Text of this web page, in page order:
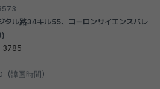
タル路34キル55、コーロンサイエンスバレ
3785
韓国時間）